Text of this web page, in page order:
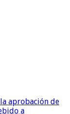
aprobación de
a